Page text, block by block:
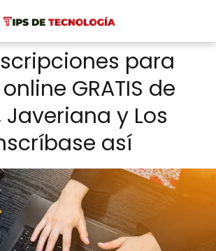
para
online GRATIS de
Javeriana y Los
así